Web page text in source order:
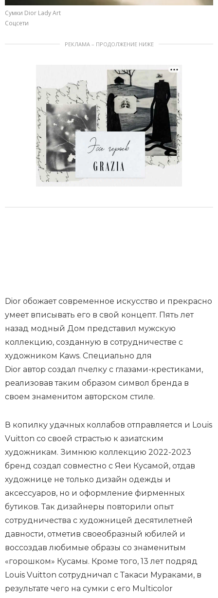
Сумки Dior Lady Art
Соцсети
РЕКЛАМА – ПРОДОЛЖЕНИЕ НИЖЕ
Dior обожает современное искусство и прекрасно
умеет вписывать его в свой концепт. Пять лет
назад модный Дом представил мужскую
коллекцию, созданную в сотрудничестве с
художником Kaws. Специально для
Dior автор создал пчелку с глазами-крестиками,
реализовав таким образом символ бренда в
своем знаменитом авторском стиле.
В копилку удачных коллабов отправляется и Louis
Vuitton cо своей страстью к азиатским
художникам. Зимнюю коллекцию 2022-2023
бренд создал совместно с Яеи Кусамой, отдав
художнице не только дизайн одежды и
аксессуаров, но и оформление фирменных
бутиков. Так дизайнеры повторили опыт
сотрудничества с художницей десятилетней
давности, отметив своеобразный юбилей и
воссоздав любимые образы со знаменитым
«горошком» Кусамы. Кроме того, 13 лет подряд
Louis Vuitton сотрудничал с Такаси Мураками, в
результате чего на сумки с его Multicolor